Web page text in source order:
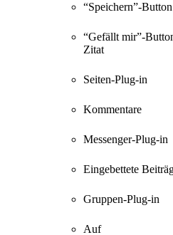
“Speichern”-Button
“Gefällt mir”-
Zitat
Seiten-Plug-in
Kommentare
Messenger-Plug-in
Eingebettete
Gruppen-Plug-in
Auf